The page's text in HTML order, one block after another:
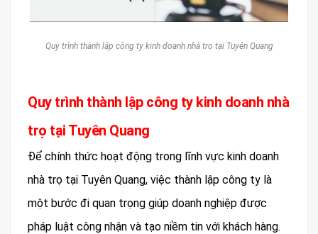
Quy trình thành lập công ty kinh doanh nhà trọ tại Tuyên Quang
Quy trình thành lập công ty kinh doanh nhà
trọ tại Tuyên Quang
Để chính thức hoạt động trong lĩnh vực kinh doanh
nhà trọ tại Tuyên Quang, việc thành lập công ty là
một bước đi quan trọng giúp doanh nghiệp được
pháp luật công nhận và tạo niềm tin với khách hàng.